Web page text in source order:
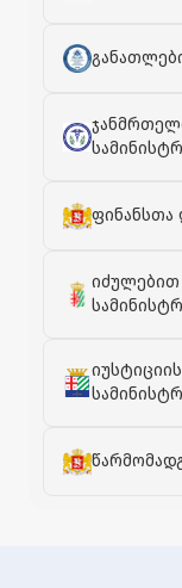
ფინანსთა